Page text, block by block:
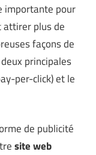
importante pour
plus de
façons de
principales
per-click) et le
de publicité
site web